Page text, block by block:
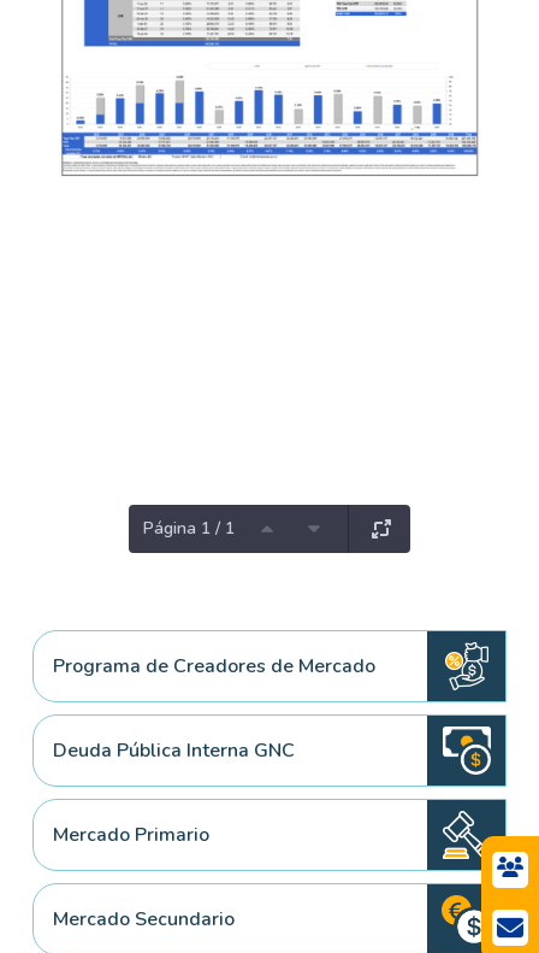
Página 1 / 1
Programa de Creadores de Mercado
Deuda Pública Interna GNC
Mercado Primario
Mercado Secundario